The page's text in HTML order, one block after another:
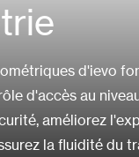
d'ievo
d'accès au
améliorez
la fluidité du